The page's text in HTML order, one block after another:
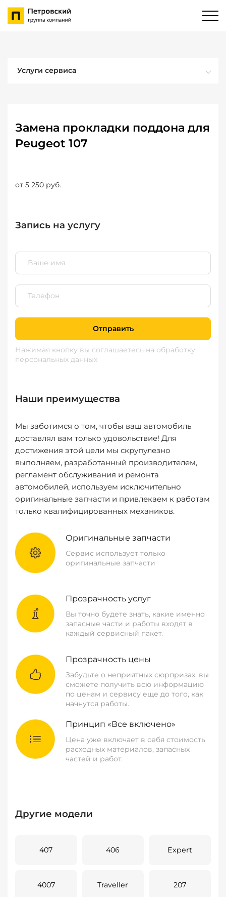
Услуги сервиса
Замена прокладки поддона для
Peugeot 107
от 5 250 руб.
Запись на услугу
Отправить
Нажимая кнопку вы соглашаетесь на обработку
персональных данных
Наши преимущества
Мы заботимся о том, чтобы ваш автомобиль
доставлял вам только удовольствие! Для
достижения этой цели мы скрупулезно
выполняем, разработанный производителем,
регламент обслуживания и ремонта
автомобилей, используем исключительно
оригинальные запчасти и привлекаем к работам
только квалифицированных механиков.
Оригинальные запчасти
Сервис использует только
оригинальные запчасти
Прозрачность услуг
Вы точно будете знать, какие именно
запасные части и работы входят в
каждый сервисный пакет.
Прозрачность цены
Забудьте о неприятных сюрпризах: вы
сможете получить всю информацию
по ценам и сервису еще до того, как
начнутся работы.
Принцип «Все включено»
Цена уже включает в себя стоимость
расходных материалов, запасных
частей и работ.
Другие модели
407 406 Expert
4007 Traveller 207